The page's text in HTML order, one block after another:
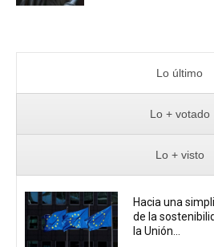
Lo último
Lo + votado
Lo + visto
Hacia una
de la
la Unión...